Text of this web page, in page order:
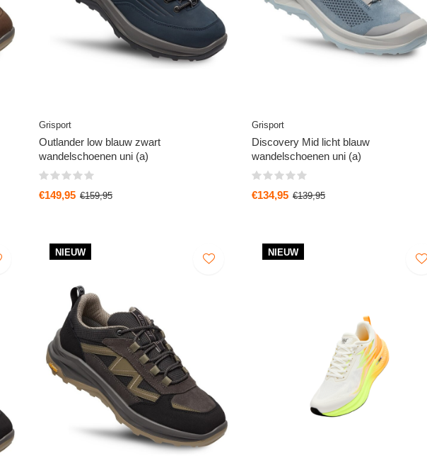
Grisport
Outlander low blauw zwart
wandelschoenen uni (a)
€149,95 €159,95
Grisport
Discovery Mid licht blauw
wandelschoenen uni (a)
€134,95 €139,95
NIEUW NIEUW